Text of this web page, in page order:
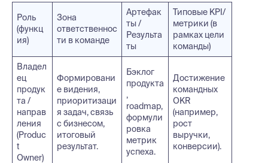
Роль
(функц
ия)
Зона
ответственнос
ти в команде
Артефак
ты /
Результа
ты
Типовые KPI/
метрики (в
рамках цели
команды)
Владел
ец
продук
та /
направ
ления
(Produc
t
Owner)
Формировани
е видения,
приоритизаци
я задач, связь
с бизнесом,
итоговый
результат.
Бэклог
продукта
,
roadmap,
формули
ровка
метрик
успеха.
Достижение
командных
OKR
(например,
рост
выручки,
конверсии).